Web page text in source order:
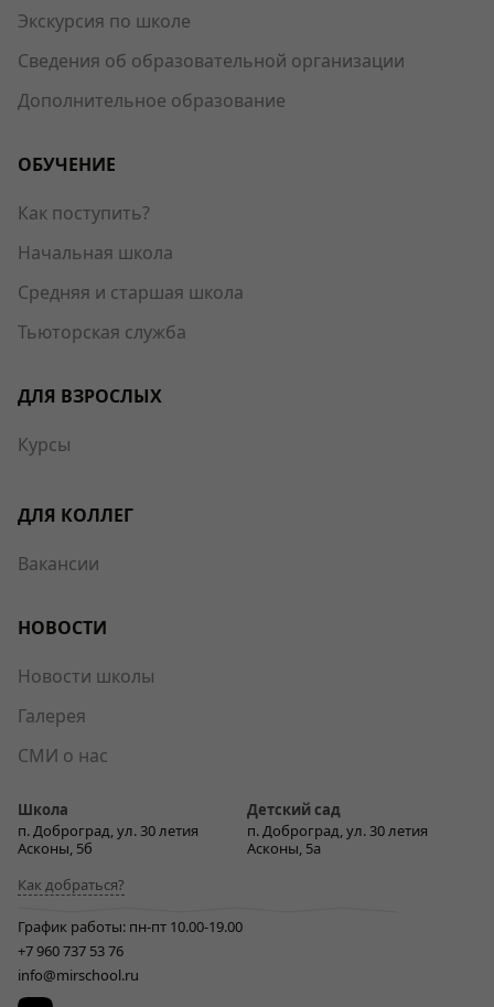
Экскурсия по школе
Сведения об образовательной организации
Дополнительное образование
ОБУЧЕНИЕ
Как поступить?
Начальная школа
Средняя и старшая школа
Тьюторская служба
ДЛЯ ВЗРОСЛЫХ
Курсы
ДЛЯ КОЛЛЕГ
Вакансии
НОВОСТИ
Новости школы
Галерея
СМИ о нас
Школа
п. Доброград, ул. 30 летия
Асконы, 5б
Детский сад
п. Доброград, ул. 30 летия
Асконы, 5а
Как добраться?
График работы: пн-пт 10.00-19.00
+7 960 737 53 76
info@mirschool.ru